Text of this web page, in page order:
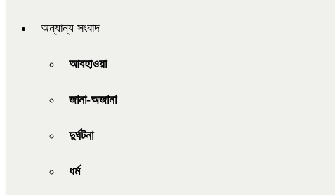
অন্যান্য সংবাদ
আবহাওয়া
জানা-অজানা
দুর্ঘটনা
ধর্ম